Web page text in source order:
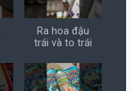
Ra hoa đậu
trái và to trái